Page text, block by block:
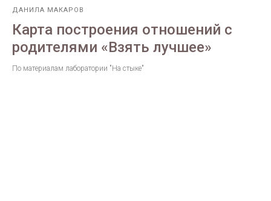
ДАНИЛА МАКАРОВ
Карта построения отношений с
родителями «Взять лучшее»
По материалам лаборатории "На стыке"